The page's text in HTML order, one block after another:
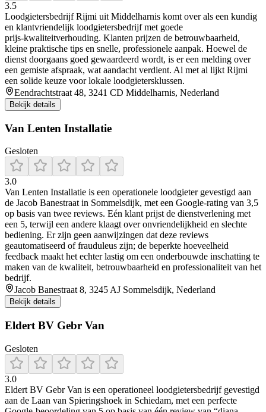
3.5
Loodgietersbedrijf Rijmi uit Middelharnis komt over als een kundig
en klantvriendelijk loodgietersbedrijf met goede
prijs‑kwaliteitverhouding. Klanten prijzen de betrouwbaarheid,
kleine praktische tips en snelle, professionele aanpak. Hoewel de
dienst doorgaans goed gewaardeerd wordt, is er een melding over
een gemiste afspraak, wat aandacht verdient. Al met al lijkt Rijmi
een solide keuze voor lokale loodgietersklussen.
Eendrachtstraat 48, 3241 CD Middelharnis, Nederland
Bekijk details
Van Lenten Installatie
Gesloten
3.0
Van Lenten Installatie is een operationele loodgieter gevestigd aan
de Jacob Banestraat in Sommelsdijk, met een Google-rating van 3,5
op basis van twee reviews. Eén klant prijst de dienstverlening met
een 5, terwijl een andere klaagt over onvriendelijkheid en slechte
bediening. Er zijn geen aanwijzingen dat deze reviews
geautomatiseerd of frauduleus zijn; de beperkte hoeveelheid
feedback maakt het echter lastig om een onderbouwde inschatting te
maken van de kwaliteit, betrouwbaarheid en professionaliteit van het
bedrijf.
Jacob Banestraat 8, 3245 AJ Sommelsdijk, Nederland
Bekijk details
Eldert BV Gebr Van
Gesloten
3.0
Eldert BV Gebr Van is een operationeel loodgietersbedrijf gevestigd
aan de Laan van Spieringshoek in Schiedam, met een perfecte